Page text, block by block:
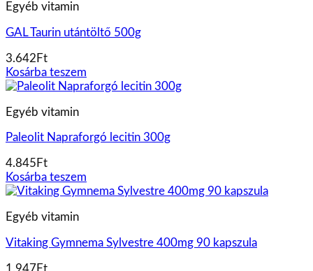
Egyéb vitamin
GAL Taurin utántöltő 500g
3.642 Ft
Kosárba teszem
Egyéb vitamin
Paleolit Napraforgó lecitin 300g
4.845 Ft
Kosárba teszem
Egyéb vitamin
Vitaking Gymnema Sylvestre 400mg 90 kapszula
1.947 Ft